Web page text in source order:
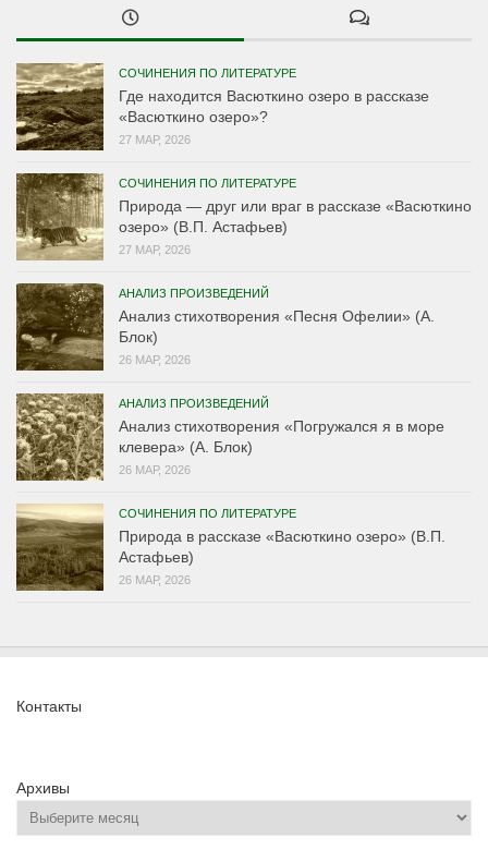
СОЧИНЕНИЯ ПО ЛИТЕРАТУРЕ
Где находится Васюткино озеро в рассказе
«Васюткино озеро»?
27 МАР, 2026
СОЧИНЕНИЯ ПО ЛИТЕРАТУРЕ
Природа — друг или враг в рассказе «Васюткино
озеро» (В.П. Астафьев)
27 МАР, 2026
АНАЛИЗ ПРОИЗВЕДЕНИЙ
Анализ стихотворения «Песня Офелии» (А.
Блок)
26 МАР, 2026
АНАЛИЗ ПРОИЗВЕДЕНИЙ
Анализ стихотворения «Погружался я в море
клевера» (А. Блок)
26 МАР, 2026
СОЧИНЕНИЯ ПО ЛИТЕРАТУРЕ
Природа в рассказе «Васюткино озеро» (В.П.
Астафьев)
26 МАР, 2026
Контакты
Архивы